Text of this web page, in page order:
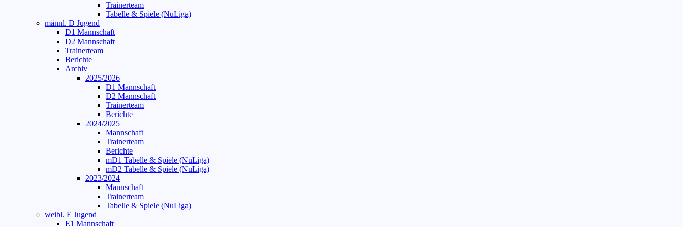
Trainerteam
Tabelle & Spiele (NuLiga)
männl. D Jugend
D1 Mannschaft
D2 Mannschaft
Trainerteam
Berichte
Archiv
2025/2026
D1 Mannschaft
D2 Mannschaft
Trainerteam
Berichte
2024/2025
Mannschaft
Trainerteam
Berichte
mD1 Tabelle & Spiele (NuLiga)
mD2 Tabelle & Spiele (NuLiga)
2023/2024
Mannschaft
Trainerteam
Tabelle & Spiele (NuLiga)
weibl. E Jugend
E1 Mannschaft